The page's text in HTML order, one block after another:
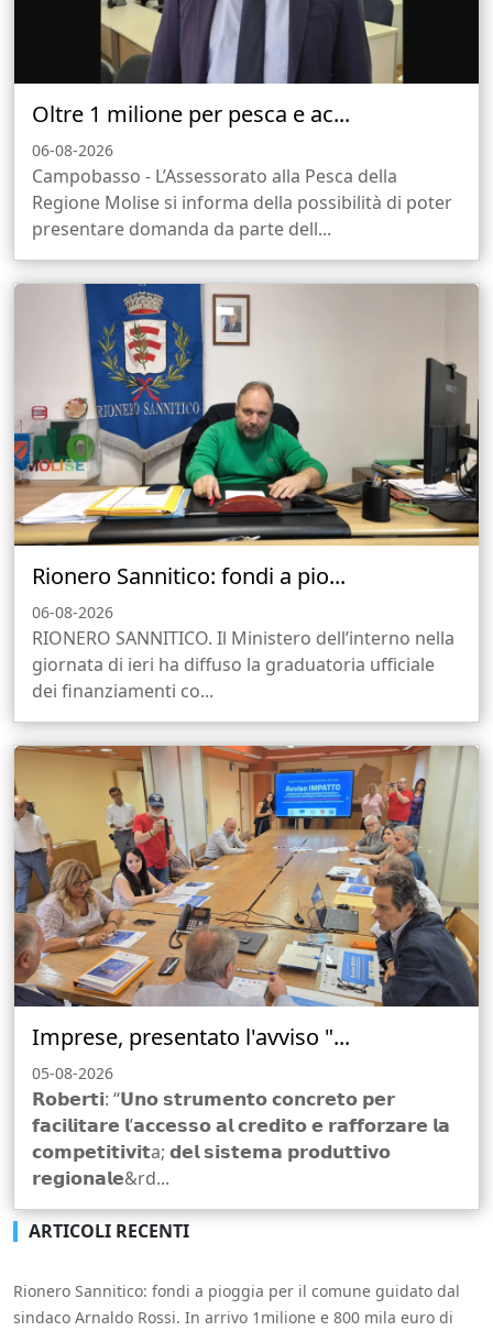
Oltre 1 milione per pesca e ac...
06-08-2026
Campobasso - L’Assessorato alla Pesca della
Regione Molise si informa della possibilità di poter
presentare domanda da parte dell...
Rionero Sannitico: fondi a pio...
06-08-2026
RIONERO SANNITICO. Il Ministero dell’interno nella
giornata di ieri ha diffuso la graduatoria ufficiale
dei finanziamenti co...
Imprese, presentato l'avviso "...
05-08-2026
𝗥𝗼𝗯𝗲𝗿𝘁𝗶: “𝗨𝗻𝗼 𝘀𝘁𝗿𝘂𝗺𝗲𝗻𝘁𝗼 𝗰𝗼𝗻𝗰𝗿𝗲𝘁𝗼 𝗽𝗲𝗿
𝗳𝗮𝗰𝗶𝗹𝗶𝘁𝗮𝗿𝗲 𝗹’𝗮𝗰𝗰𝗲𝘀𝘀𝗼 𝗮𝗹 𝗰𝗿𝗲𝗱𝗶𝘁𝗼 𝗲 𝗿𝗮𝗳𝗳𝗼𝗿𝘇𝗮𝗿𝗲 𝗹𝗮
𝗰𝗼𝗺𝗽𝗲𝘁𝗶𝘁𝗶𝘃𝗶𝘁a; 𝗱𝗲𝗹 𝘀𝗶𝘀𝘁𝗲𝗺𝗮 𝗽𝗿𝗼𝗱𝘂𝘁𝘁𝗶𝘃𝗼
𝗿𝗲𝗴𝗶𝗼𝗻𝗮𝗹𝗲&rd...
ARTICOLI RECENTI
Rionero Sannitico: fondi a pioggia per il comune guidato dal
sindaco Arnaldo Rossi. In arrivo 1milione e 800 mila euro di